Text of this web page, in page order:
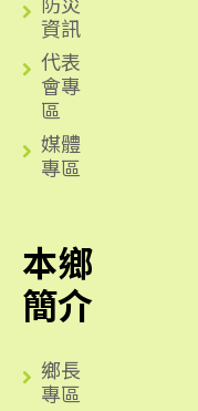
資訊
代表
會專
區
媒體
專區
本鄉
簡介
鄉長
專區